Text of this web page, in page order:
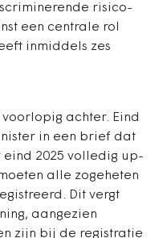
risico-
een centrale rol
inmiddels zes
achter. Eind
in een brief dat
2025 volledig up-
alle zogeheten
Dit vergt
aangezien
zijn bij de registratie